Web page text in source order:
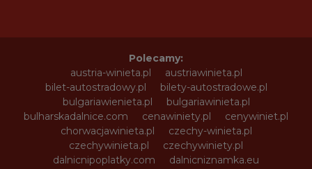
Polecamy:
austria-winieta.pl
austriawinieta.pl
bilet-autostradowy.pl
bilety-autostradowe.pl
bulgariawienieta.pl
bulgariawinieta.pl
bulharskadalnice.com
cenawiniety.pl
cenywiniet.pl
chorwacjawinieta.pl
czechy-winieta.pl
czechywinieta.pl
czechywiniety.pl
dalnicnipoplatky.com
dalnicniznamka.eu